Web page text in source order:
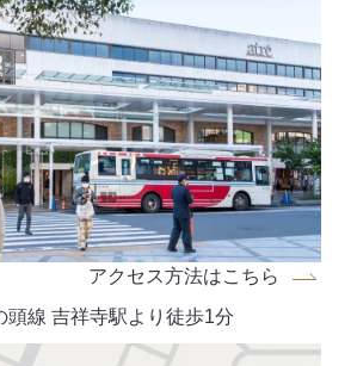
アクセス方法はこちら
頭線 吉祥寺駅より徒歩1分